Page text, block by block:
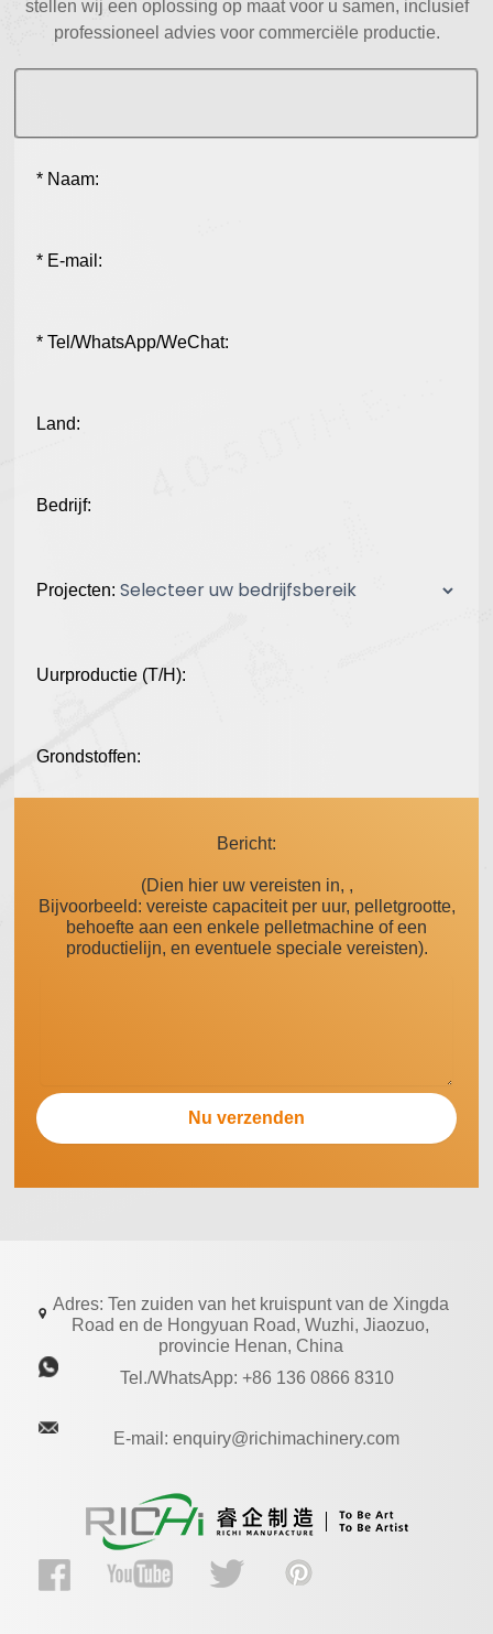
stellen wij een oplossing op maat voor u samen, inclusief
professioneel advies voor commerciële productie.
* Naam:
* E-mail:
* Tel/WhatsApp/WeChat:
Land:
Bedrijf:
Projecten:
Uurproductie (T/H):
Grondstoffen:
Bericht:
(Dien hier uw vereisten in, ,
Bijvoorbeeld: vereiste capaciteit per uur, pelletgrootte,
behoefte aan een enkele pelletmachine of een
productielijn, en eventuele speciale vereisten).
Adres: Ten zuiden van het kruispunt van de Xingda
Road en de Hongyuan Road, Wuzhi, Jiaozuo,
provincie Henan, China
Tel./WhatsApp: +86 136 0866 8310
E-mail: enquiry@richimachinery.com